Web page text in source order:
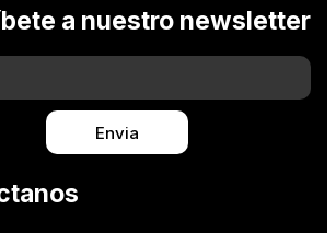
a nuestro newsletter
Envia